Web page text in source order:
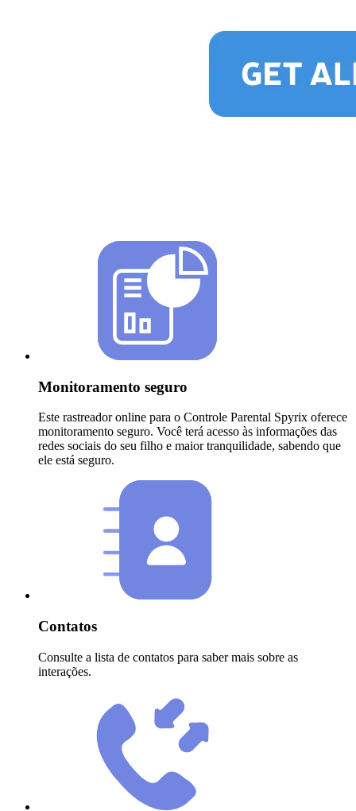
Monitoramento seguro
Este rastreador online para o Controle Parental Spyrix oferece
monitoramento seguro. Você terá acesso às informações das
redes sociais do seu filho e maior tranquilidade, sabendo que
ele está seguro.
Contatos
Consulte a lista de contatos para saber mais sobre as
interações.